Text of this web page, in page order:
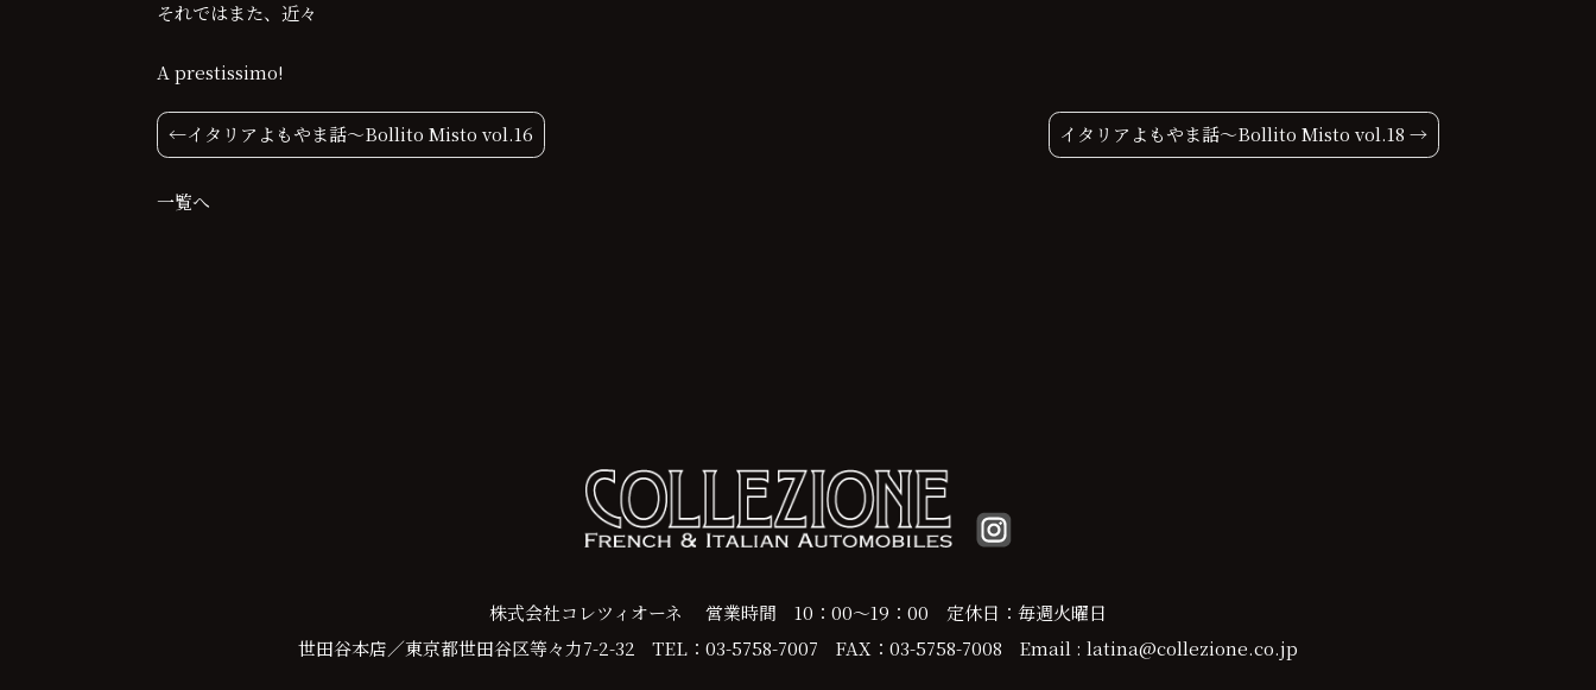
それではまた、近々
A prestissimo!
投
稿
イタリアよもやま話〜Bollito Misto vol.16 イタリアよもやま話〜Bollito Misto vol.18
一覧へ
株式会社コレツィオーネ 営業時間 10：00～19：00 定休日：毎週火曜日
世田谷本店／東京都世田谷区等々力7-2-32
TEL：03-5758-7007 FAX：03-5758-7008 Email : latina@collezione.co.jp